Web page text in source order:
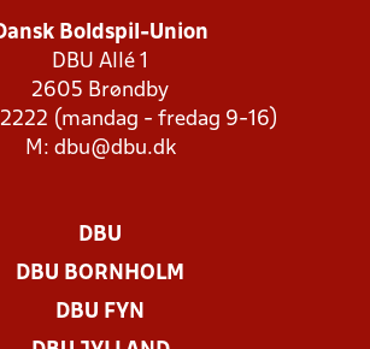
Boldspil-Union
DBU Allé 1
2605 Brøndby
2222 (mandag - fredag 9-16)
M: dbu@dbu.dk
DBU
DBU BORNHOLM
DBU FYN